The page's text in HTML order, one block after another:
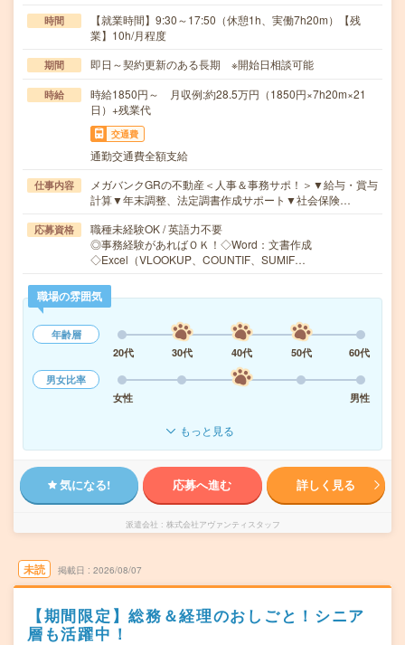
時間
【就業時間】9:30～17:50（休憩1h、実働7h20m）【残
業】10h/月程度
期間 即日～契約更新のある長期 ※開始日相談可能
時給
時給1850円～ 月収例:約28.5万円（1850円×7h20m×21
日）+残業代
交通費
通勤交通費全額支給
仕事内容
メガバンクGRの不動産＜人事＆事務サポ！＞▼給与・賞与
計算▼年末調整、法定調書作成サポート▼社会保険…
応募資格
職種未経験OK / 英語力不要
◎事務経験があればＯＫ！◇Word：文書作成
◇Excel（VLOOKUP、COUNTIF、SUMIF…
職場の雰囲気
年齢層
20代
30代 40代 50代
60代
男女比率
女性
男性
もっと見る
気になる! 応募へ進む 詳しく見る
派遣会社 株式会社アヴァンティスタッフ
未読 掲載日 2026/08/07
【期間限定】総務＆経理のおしごと！シニア
層も活躍中！